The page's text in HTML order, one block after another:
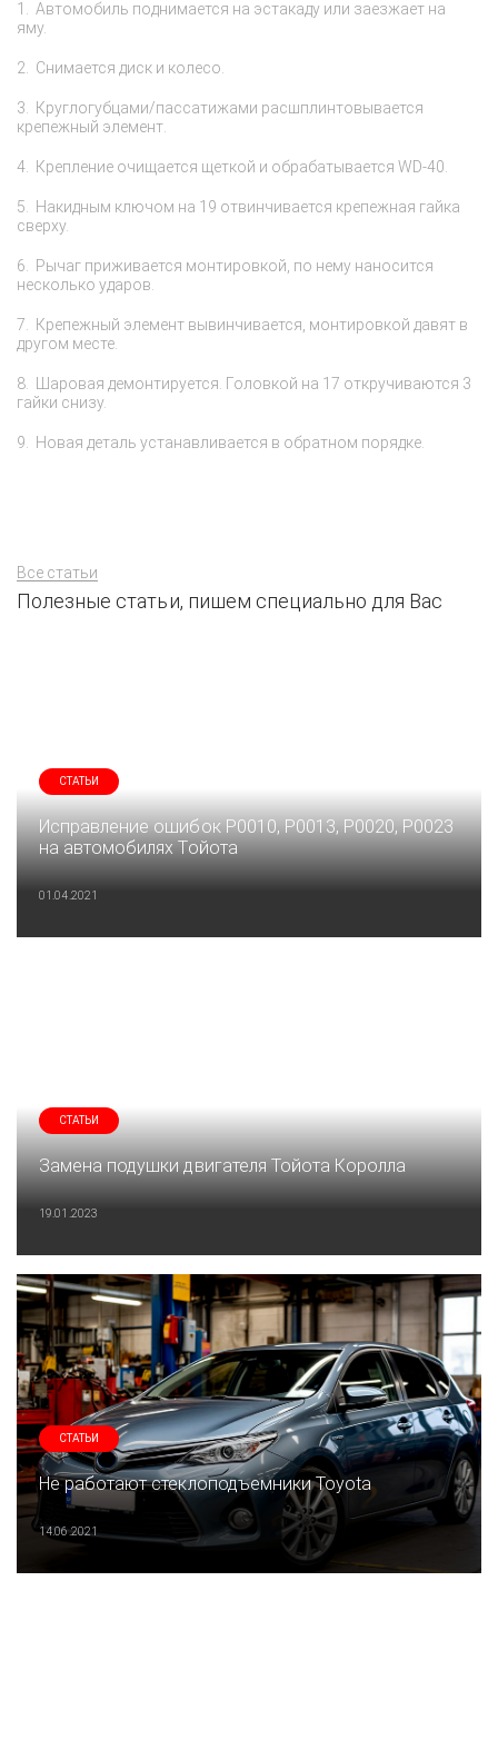
Автомобиль поднимается на эстакаду или заезжает на
яму.
Снимается диск и колесо.
Круглогубцами/пассатижами расшплинтовывается
крепежный элемент.
Крепление очищается щеткой и обрабатывается WD-40.
Накидным ключом на 19 отвинчивается крепежная гайка
сверху.
Рычаг приживается монтировкой, по нему наносится
несколько ударов.
Крепежный элемент вывинчивается, монтировкой давят в
другом месте.
Шаровая демонтируется. Головкой на 17 откручиваются 3
гайки снизу.
Новая деталь устанавливается в обратном порядке.
Все статьи
Полезные статьи, пишем специально для Вас
СТАТЬИ
Исправление ошибок P0010, P0013, P0020, P0023
на автомобилях Тойота
01.04.2021
СТАТЬИ
Замена подушки двигателя Тойота Королла
19.01.2023
СТАТЬИ
Не работают стеклоподъемники Toyota
14.06.2021